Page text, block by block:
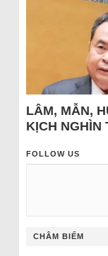
LÂM, MẪN,
KỊCH NGHÌN
FOLLOW US
CHÂM BIẾM